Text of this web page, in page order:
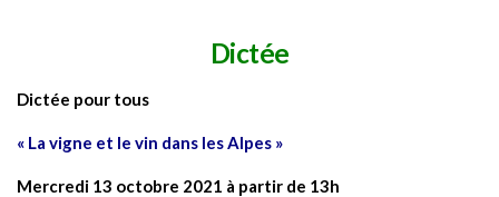
Dictée
Dictée pour tous
« La vigne et le vin dans les Alpes »
Mercredi 13 octobre 2021 à partir de 13h